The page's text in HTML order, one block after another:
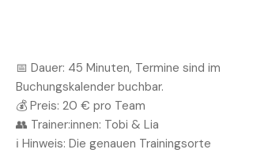
📅 Dauer: 45 Minuten, Termine sind im
Buchungskalender buchbar.
💰 Preis: 20 € pro Team
👥 Trainer:innen: Tobi & Lia
ℹ️ Hinweis: Die genauen Trainingsorte